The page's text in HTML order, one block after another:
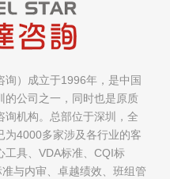
询）成立于1996年，是中国
的公司之一，同时也是原质
询机构。总部位于深圳，全
为4000多家涉及各行业的客
工具、VDA标准、CQI标
与内审、卓越绩效、班组管